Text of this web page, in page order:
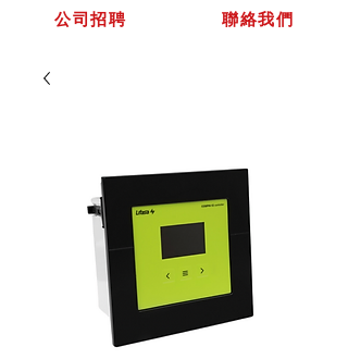
公司招聘 聯絡我們